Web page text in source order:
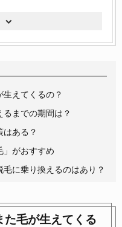
えてくるの？
までの期間は？
はある？
」がおすすめ
に乗り換えるのはあり？
た毛が生えてくる